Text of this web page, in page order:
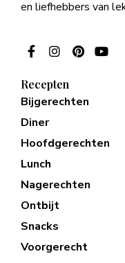
en liefhebbers van
Recepten
Bijgerechten
Diner
Hoofdgerechten
Lunch
Nagerechten
Ontbijt
Snacks
Voorgerecht